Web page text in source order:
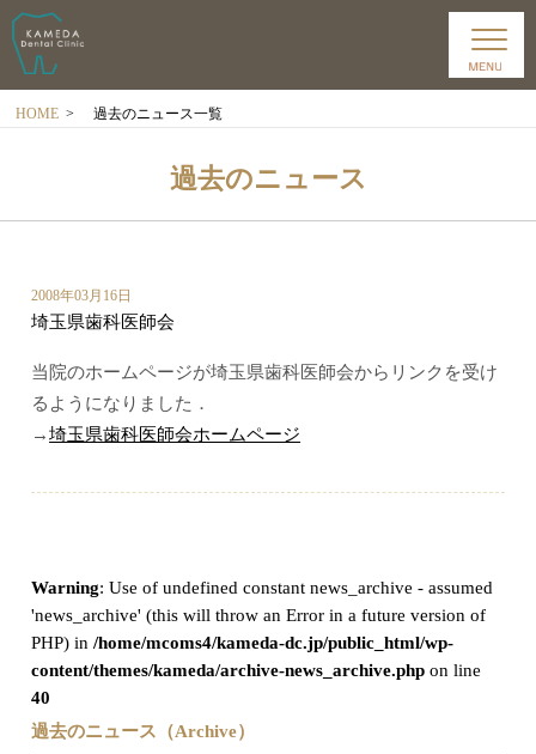
HOME > 過去のニュース一覧
過去のニュース
2008年03月16日
埼玉県歯科医師会
当院のホームページが埼玉県歯科医師会からリンクを受け
るようになりました．
→埼玉県歯科医師会ホームページ
Warning: Use of undefined constant news_archive - assumed
'news_archive' (this will throw an Error in a future version of
PHP) in/home/mcoms4/kameda-dc.jp/public_html/wp-
content/themes/kameda/archive-news_archive.php on line
40
過去のニュース（Archive）